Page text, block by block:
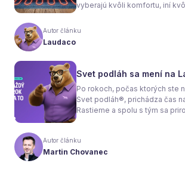
vyberajú kvôli komfortu, iní
nielen na pocit tepla v
spotrebu energie a celkové
Autor článku
Laudaco
Svet podláh sa mení na
Po rokoch, počas ktorých ste
Svet podláh®, prichádza čas
Rastieme a spolu s tým sa
vizuálnou identitou. Naším
váš krok stál za to.
Autor článku
Martin Chovanec